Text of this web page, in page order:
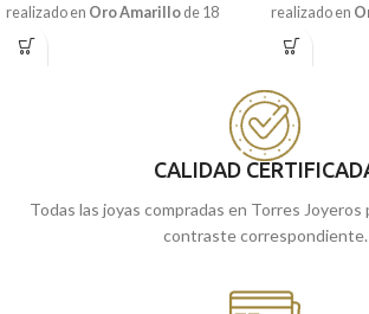
realizado en Oro Amarillo de 18
kilates y acompañada por unas
elaboradas tallas laterales y detalles
joya perfecta que estabas buscando.
en nuestras tiendas
cómpralaonline y te
realizado en
kilates y
elaboradas
Sagrado
tuya.
Recógelaen
enviamos a
CALIDAD
Todas las joyas compradas en Torres Joyeros
contraste correspondiente.